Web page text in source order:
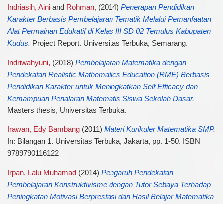
Indriasih, Ainiand Rohman, (2014) Penerapan Pendidikan
Karakter Berbasis Pembelajaran Tematik Melalui Pemanfaatan
Alat Permainan Edukatif di Kelas III SD 02 Temulus Kabupaten
Kudus. Project Report. Universitas Terbuka, Semarang.
Indriwahyuni, (2018) Pembelajaran Matematika dengan
Pendekatan Realistic Mathematics Education (RME) Berbasis
Pendidikan Karakter untuk Meningkatkan Self Efficacy dan
Kemampuan Penalaran Matematis Siswa Sekolah Dasar.
Masters thesis, Universitas Terbuka.
Irawan, Edy Bambang(2011) Materi Kurikuler Matematika SMP.
In: Bilangan 1. Universitas Terbuka, Jakarta, pp. 1-50. ISBN
9789790116122
Irpan, Lalu Muhamad (2014) Pengaruh Pendekatan
Pembelajaran Konstruktivisme dengan Tutor Sebaya Terhadap
Peningkatan Motivasi Berprestasi dan Hasil Belajar Matematika